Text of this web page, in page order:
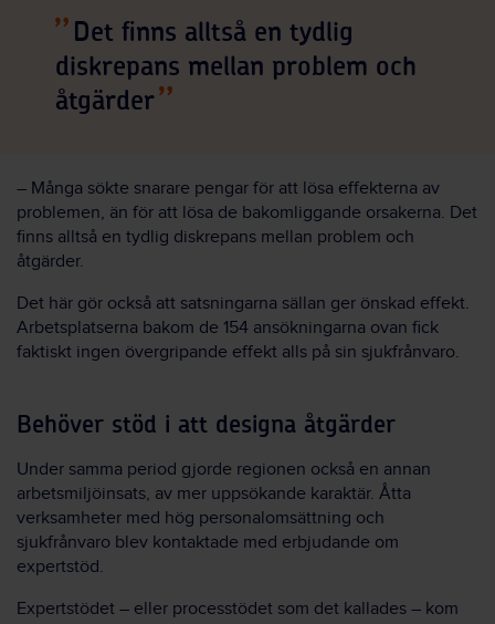
Det finns alltså en tydlig
diskrepans mellan problem och
åtgärder
– Många sökte snarare pengar för att lösa effekterna av
problemen, än för att lösa de bakomliggande orsakerna. Det
finns alltså en tydlig diskrepans mellan problem och
åtgärder.
Det här gör också att satsningarna sällan ger önskad effekt.
Arbetsplatserna bakom de 154 ansökningarna ovan fick
faktiskt ingen övergripande effekt alls på sin sjukfrånvaro.
Behöver stöd i att designa åtgärder
Under samma period gjorde regionen också en annan
arbetsmiljöinsats, av mer uppsökande karaktär. Åtta
verksamheter med hög personalomsättning och
sjukfrånvaro blev kontaktade med erbjudande om
expertstöd.
Expertstödet – eller processtödet som det kallades – kom